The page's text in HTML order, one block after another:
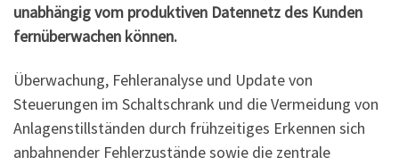
unabhängig vom produktiven Datennetz des Kunden
fernüberwachen können.
Überwachung, Fehleranalyse und Update von
Steuerungen im Schaltschrank und die Vermeidung von
Anlagenstillständen durch frühzeitiges Erkennen sich
anbahnender Fehlerzustände sowie die zentrale